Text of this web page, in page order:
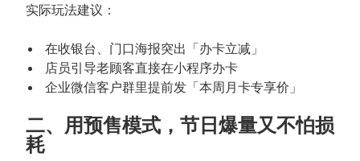
实际玩法建议：
在收银台、门口海报突出「办卡立减」
店员引导老顾客直接在小程序办卡
企业微信客户群里提前发「本周月卡专享价」
二、用预售模式，节日爆量又不怕损
耗